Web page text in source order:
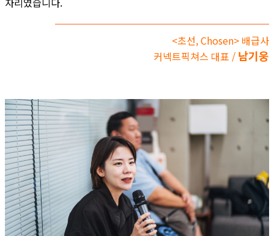
<초선, Chosen> 배급사
커넥트픽쳐스 대표 / 남기웅